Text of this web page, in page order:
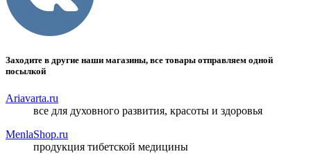
Заходите в другие наши магазины, все товары отправляем одной
посылкой
Ariavarta.ru
все для духовного развития, красоты и здоровья
MenlaShop.ru
продукция тибетской медицины